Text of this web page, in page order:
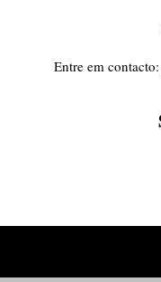
Entre em contacto: